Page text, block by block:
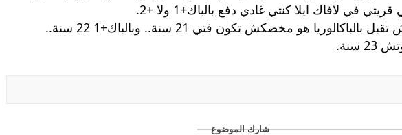
في لافاك ايلا كنتي غادي دفع بالباك+1 ولا +2.
شارك الموضوع